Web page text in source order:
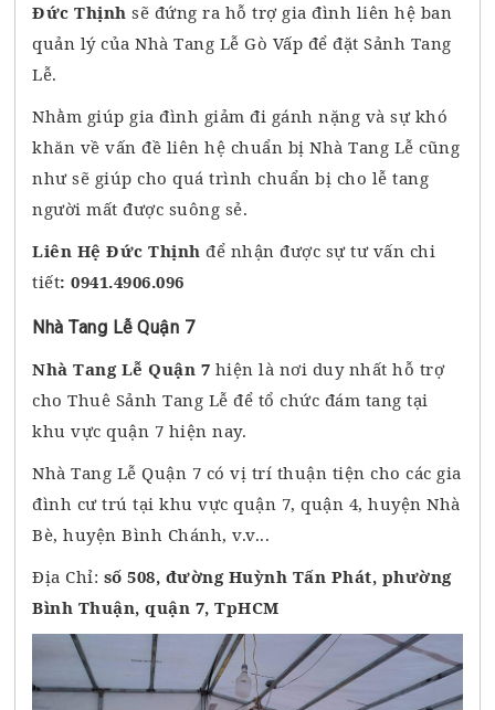
Đức Thịnh sẽ đứng ra hỗ trợ gia đình liên hệ ban
quản lý của Nhà Tang Lễ Gò Vấp để đặt Sảnh Tang
Lễ.
Nhằm giúp gia đình giảm đi gánh nặng và sự khó
khăn về vấn đề liên hệ chuẩn bị Nhà Tang Lễ cũng
như sẽ giúp cho quá trình chuẩn bị cho lễ tang
người mất được suông sẻ.
Liên Hệ Đức Thịnhđể nhận được sự tư vấn chi
tiết: 0941.4906.096
Nhà Tang Lễ Quận 7
Nhà Tang Lễ Quận 7 hiện là nơi duy nhất hỗ trợ
cho Thuê Sảnh Tang Lễ để tổ chức đám tang tại
khu vực quận 7 hiện nay.
Nhà Tang Lễ Quận 7 có vị trí thuận tiện cho các gia
đình cư trú tại khu vực quận 7, quận 4, huyện Nhà
Bè, huyện Bình Chánh, v.v...
Địa Chỉ: số 508, đường Huỳnh Tấn Phát, phường
Bình Thuận, quận 7, TpHCM